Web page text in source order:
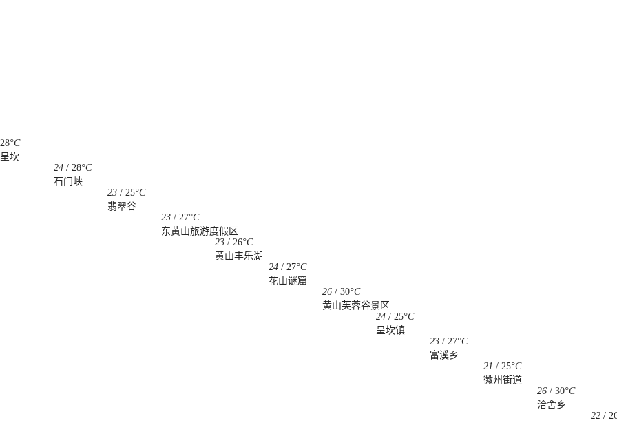
28°C
呈坎
24 / 28°C
石门峡
23 / 25°C
翡翠谷
23 / 27°C
东黄山旅游度假区
23 / 26°C
黄山丰乐湖
24 / 27°C
花山谜窟
26 / 30°C
黄山芙蓉谷景区
24 / 25°C
呈坎镇
23 / 27°C
富溪乡
21 / 25°C
徽州街道
26 / 30°C
洽舍乡
22 /